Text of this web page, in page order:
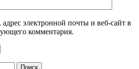
электронной почты и веб-сайт в
комментария.